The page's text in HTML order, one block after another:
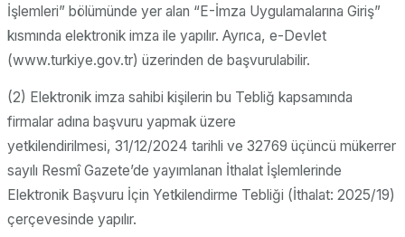
İşlemleri” bölümünde yer alan “E-İmza Uygulamalarına Giriş”
kısmında elektronik imza ile yapılır. Ayrıca, e-Devlet
(www.turkiye.gov.tr) üzerinden de başvurulabilir.
(2) Elektronik imza sahibi kişilerin bu Tebliğ kapsamında
firmalar adına başvuru yapmak üzere
yetkilendirilmesi, 31/12/2024 tarihli ve 32769 üçüncü mükerrer
sayılı Resmî Gazete’de yayımlanan İthalat İşlemlerinde
Elektronik Başvuru İçin Yetkilendirme Tebliği (İthalat: 2025/19)
çerçevesinde yapılır.